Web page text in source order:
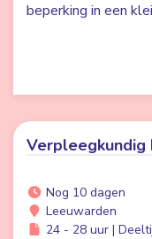
beperking in een
Nog 10 dagen
Leeuwarden
24 - 28 uur |